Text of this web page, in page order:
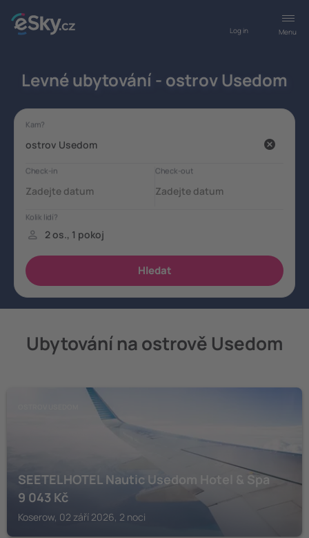
Menu
Log in
Levné ubytování - ostrov Usedom
Ubytování na ostrově Usedom
SEETELHOTEL Nautic Usedom Hotel & Spa
9 043 Kč
Koserow, 02 září 2026, 2 noci